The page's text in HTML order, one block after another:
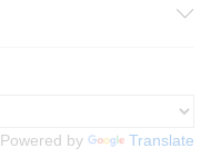
Powered by Translate